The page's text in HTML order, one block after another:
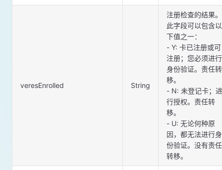
veresEnrolled String
注册检查的结果。
此字段可以包含以
下值之一：
- Y: 卡已注册或可
注册；您必须进行
身份验证。责任转
移。
- N: 未登记卡；进
行授权。责任转
移。
- U: 无论何种原
因，都无法进行身
份验证。没有责任
转移。